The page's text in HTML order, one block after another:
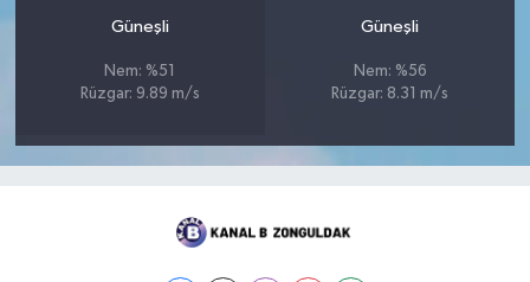
Güneşli
Nem: %51
Rüzgar: 9.89 m/s
Güneşli
Nem: %56
Rüzgar: 8.31 m/s